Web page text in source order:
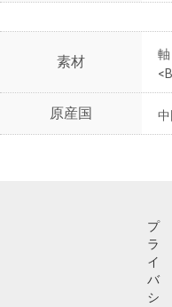
素材
原産国 中
プ
ラ
イ
バ
シ